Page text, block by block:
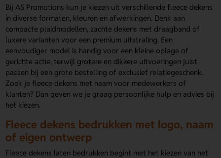
Bij AS Promotions kun je kiezen uit verschillende fleece dekens
in diverse formaten, kleuren en afwerkingen. Denk aan
compacte plaidmodellen, zachte dekens met draagband of
luxere varianten voor een premium uitstraling. Een
eenvoudiger model is handig voor een kleine oplage of
gerichte actie, terwijl grotere en dikkere uitvoeringen juist
passen bij een grote bestelling of exclusief relatiegeschenk.
Zoek je fleece dekens met naam voor medewerkers of
klanten? Dan geven we je graag persoonlijke hulp en advies bij
het kiezen.
Fleece dekens bedrukken met logo, naam
of eigen ontwerp
Fleece dekens laten bedrukken begint met het kiezen van het